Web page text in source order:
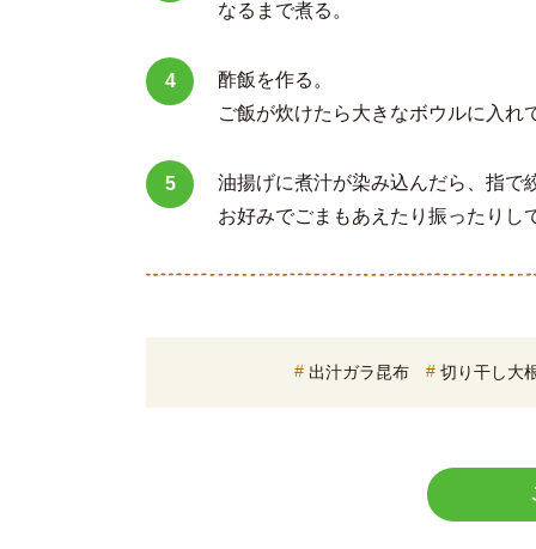
なるまで煮る。
酢飯を作る。
ご飯が炊けたら大きなボウルに入れ
油揚げに煮汁が染み込んだら、指で
お好みでごまもあえたり振ったりし
出汁ガラ昆布 切り干し大